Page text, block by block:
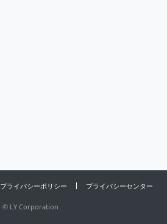
プライバシーポリシー プライバシーセンター
© LY Corporation